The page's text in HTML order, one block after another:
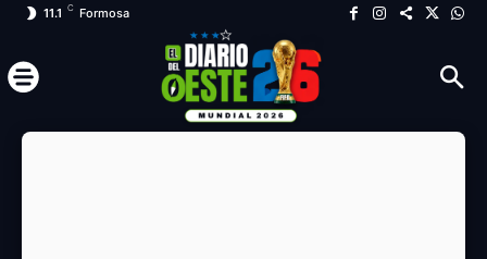
11.1 C Formosa